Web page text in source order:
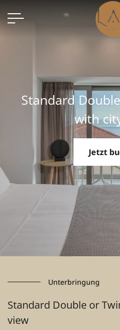
Standard
with
Jetzt
Unterbringung
Standard Double or
view